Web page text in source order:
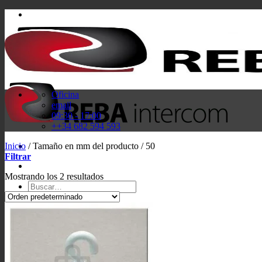
Saltar
contenido
Buscar
por:
0,00€ 0
Oficina
email
09:30 - 17:00
++34 682 594 593
Inicio /Tamaño en mm del producto /50
Filtrar
Mostrando los 2 resultados